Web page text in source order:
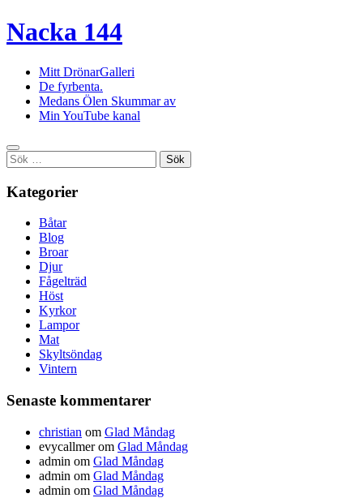
Nacka 144
Mitt DrönarGalleri
De fyrbenta.
Medans Ölen Skummar av
Min YouTube kanal
Sök
efter:
Kategorier
Båtar
Blog
Broar
Djur
Fågelträd
Höst
Kyrkor
Lampor
Mat
Skyltsöndag
Vintern
Senaste kommentarer
christian om Glad Måndag
evycallmerom Glad Måndag
admin om Glad Måndag
admin om Glad Måndag
admin om Glad Måndag